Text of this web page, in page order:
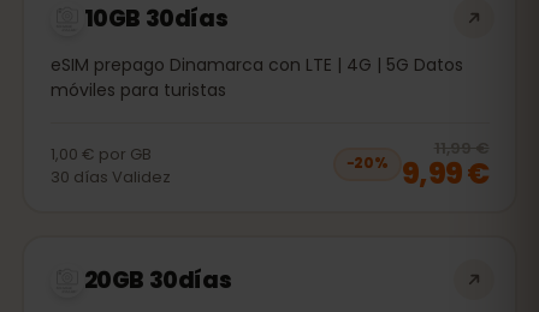
10GB 30días
eSIM prepago Dinamarca con LTE | 4G | 5G Datos
móviles para turistas
1,00 € por GB
30 días Validez
−20%
11,99 €
9,99 €
20GB 30días